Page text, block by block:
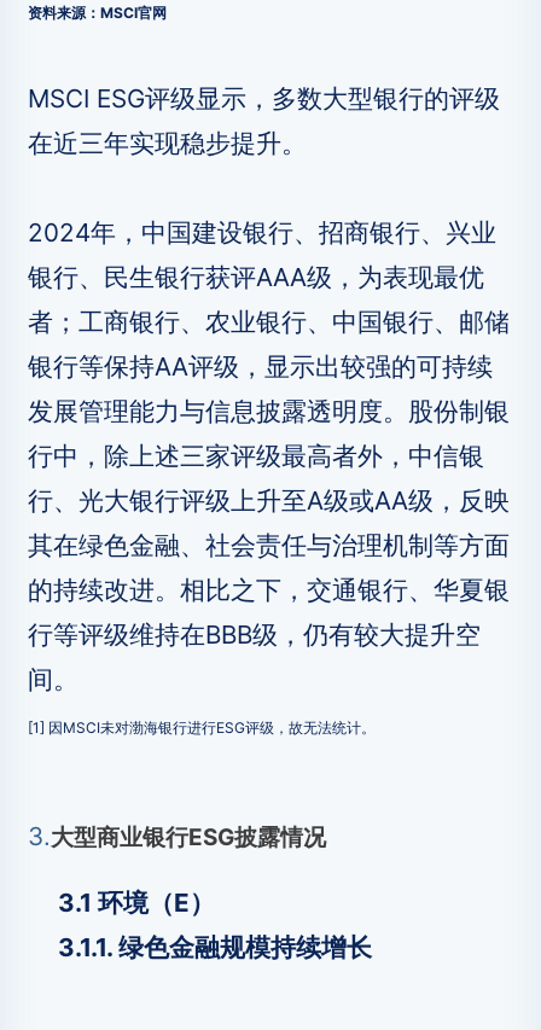
资料来源：MSCI官网
MSCI ESG评级显示，多数大型银行的评级
在近三年实现稳步提升。
2024年，中国建设银行、招商银行、兴业
银行、民生银行获评AAA级，为表现最优
者；工商银行、农业银行、中国银行、邮储
银行等保持AA评级，显示出较强的可持续
发展管理能力与信息披露透明度。股份制银
行中，除上述三家评级最高者外，中信银
行、光大银行评级上升至A级或AA级，反映
其在绿色金融、社会责任与治理机制等方面
的持续改进。相比之下，交通银行、华夏银
行等评级维持在BBB级，仍有较大提升空
间。
[1] 因MSCI未对渤海银行进行ESG评级，故无法统计。
3.大型商业银行ESG披露情况
3.1 环境（E）
3.1.1. 绿色金融规模持续增长